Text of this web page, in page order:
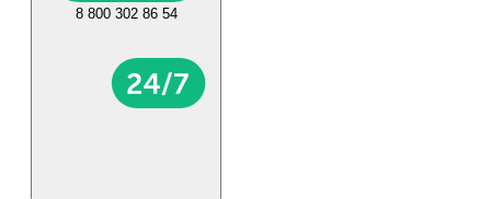
8 800 302 86 54